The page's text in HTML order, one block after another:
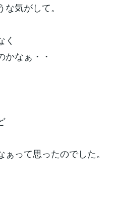
気がして。
く
なぁ・・
って思ったのでした。